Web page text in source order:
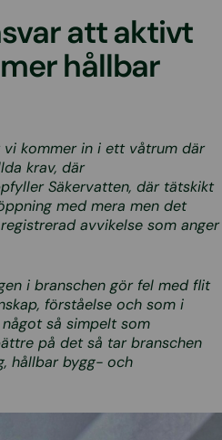
att aktivt
hållbar
kommer in i ett våtrum där
krav, där
Säkervatten, där tätskikt
med mera men det
avvikelse som anger
i branschen gör fel med flit
förståelse och som i
så simpelt som
på det så tar branschen
hållbar bygg- och